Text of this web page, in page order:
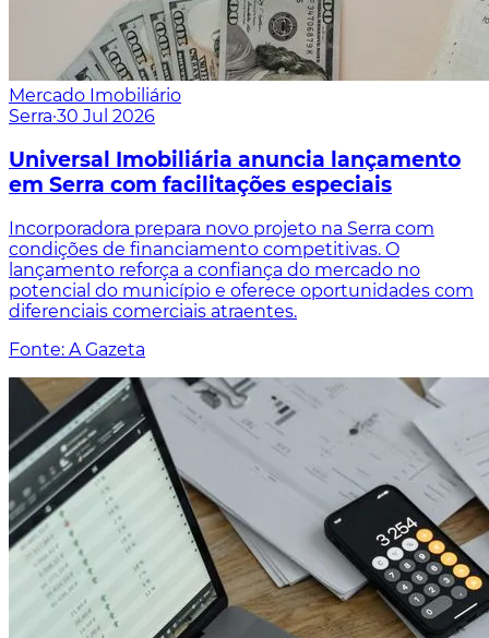
Mercado Imobiliário
Serra·30 Jul 2026
Universal Imobiliária anuncia lançamento
em Serra com facilitações especiais
Incorporadora prepara novo projeto na Serra com
condições de financiamento competitivas. O
lançamento reforça a confiança do mercado no
potencial do município e oferece oportunidades com
diferenciais comerciais atraentes.
Fonte: A Gazeta